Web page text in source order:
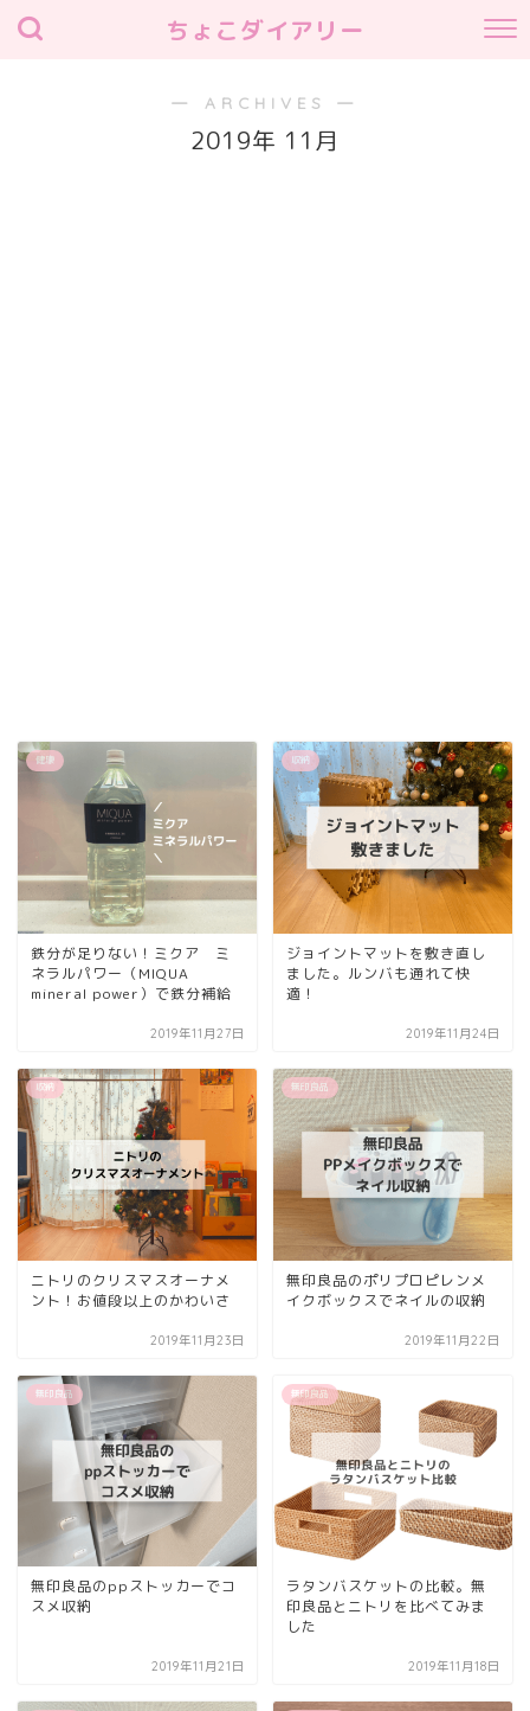
ちょこダイアリー
― ARCHIVES ―
2019年 11月
健康
鉄分が足りない！ミクア ミ
ネラルパワー（MIQUA
mineral power）で鉄分補給
2019年11月27日
収納
ジョイントマットを敷き直し
ました。ルンバも通れて快
適！
2019年11月24日
収納
ニトリのクリスマスオーナメ
ント！お値段以上のかわいさ
2019年11月23日
無印良品
無印良品のポリプロピレンメ
イクボックスでネイルの収納
2019年11月22日
無印良品
無印良品のppストッカーでコ
スメ収納
2019年11月21日
無印良品
ラタンバスケットの比較。無
印良品とニトリを比べてみま
した
2019年11月18日